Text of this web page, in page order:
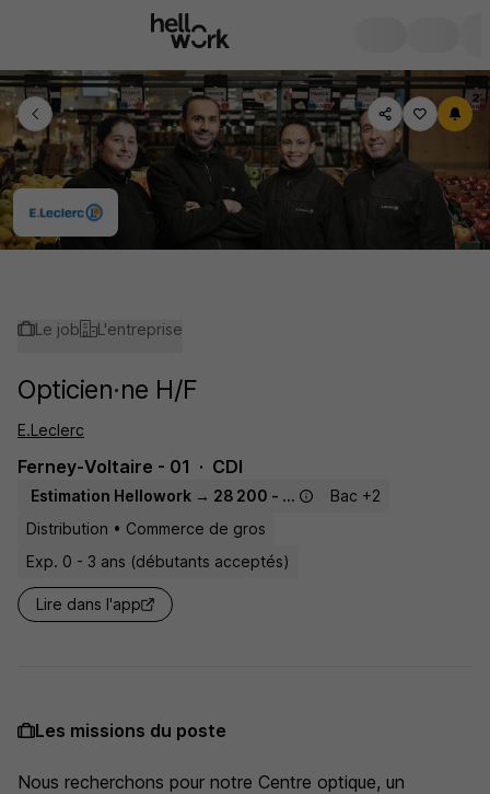
Le job L'entreprise
Opticien·ne H/F
E.Leclerc
Ferney-Voltaire - 01 CDI
Estimation Hellowork → 28 200 - 33 500 € / an
Bac +2
Distribution • Commerce de gros
Exp. 0 - 3 ans (débutants acceptés)
Lire dans l'app
Les missions du poste
Nous recherchons pour notre Centre optique, un